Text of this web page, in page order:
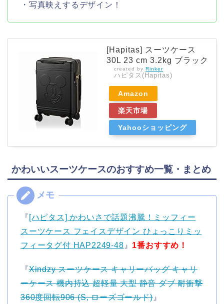
・写真映えするデザイン！
[Hapitas] スーツケース
30L 23 cm 3.2kg ブラック
created by Rinker
ハピタス(Hapitas)
Amazon
楽天市場
Yahooショッピング
かわいいスーツケースのおすすめ一覧・まとめ
『 [ハピタス] かわいさで話題沸騰！ミッフィー
スーツケース フェイスデザイン ひょっこりミッ
フィータグ付 HAP2249-48 』 1番おすすめ！
『Xindzy スーツケース キャリーバッグ キャリ
ーケース 機内持込 超軽量 大型 静音 ダブ 耐衝撃
360度回転906 (S, ローズゴールド)』